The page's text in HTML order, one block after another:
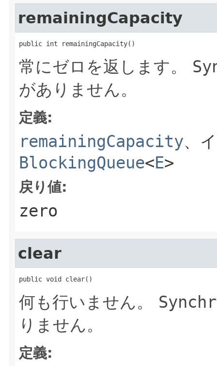
remainingCapacity
public int remainingCapacity()
常にゼロを返します。
がありません。
定義:
remainingCapacity、
BlockingQueue<E>
戻り値:
zero
clear
public void clear()
何も行いません。
りません。
定義: